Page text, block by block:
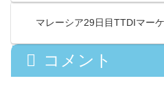
マレーシア29日目TTDIマー
コメント